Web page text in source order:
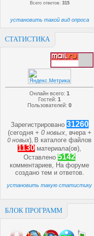
Всего ответов: 315
установить такой вид опроса
СТАТИСТИКА
Онлайн всего: 1
Гостей: 1
Пользователей: 0
Зарегистрировано 31260
(сегодня + 0 новых, вчера +
0 новых) В каталоге файлов
1130 материала(ов),
Оставлено 5142
комментариев, На форуме
создано тем и ответов.
установить такую статистику
БЛОК ПРОГРАММ